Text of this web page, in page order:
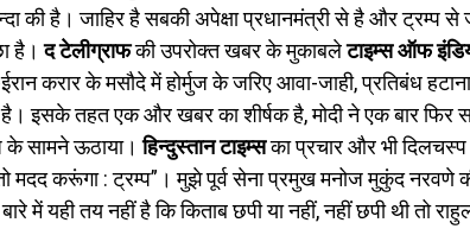
की है। जाहिर है सबकी अपेक्षा प्रधानमंत्री से है और ट्रम्प
है।द टेलीग्राफकी उपरोक्त खबर के मुकाबलेटाइम्स ऑफ
करार के मसौदे में होर्मुज के जरिए आवा-जाही, प्रतिबंध
इसके तहत एक और खबर का शीर्षक है, मोदी ने एक बार फिर
के सामने ऊठाया।हिन्दुस्तान टाइम्सका प्रचार और भी दिलचस्प
मदद करूंगा : ट्रम्प”। मुझे पूर्व सेना प्रमुख मनोज मुकुंद नरवणे
में यही तय नहीं है कि किताब छपी या नहीं, नहीं छपी थी तो